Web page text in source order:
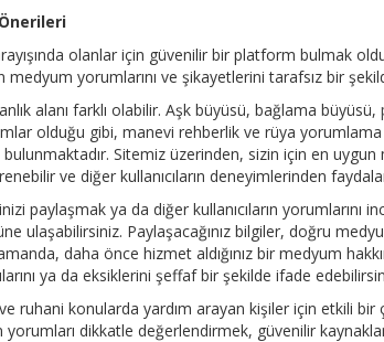
olanlar için güvenilir bir platform bulmak
medyum yorumlarını ve şikayetlerini tarafsız bir
alanı farklı olabilir. Aşk büyüsü, bağlama büyüsü,
olduğu gibi, manevi rehberlik ve rüya
Sitemiz üzerinden, sizin için en
ve diğer kullanıcıların deneyimlerinden
paylaşmak ya da diğer kullanıcıların yorumlarını
ulaşabilirsiniz. Paylaşacağınız bilgiler, doğru
daha önce hizmet aldığınız bir medyum
ya da eksiklerini şeffaf bir şekilde ifade
ruhani konularda yardım arayan kişiler için etkili
dikkatle değerlendirmek, güvenilir